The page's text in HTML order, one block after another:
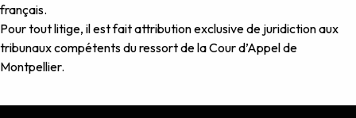
français.
Pour tout litige, il est fait attribution exclusive de juridiction aux
tribunaux compétents du ressort de la Cour d’Appel de
Montpellier.